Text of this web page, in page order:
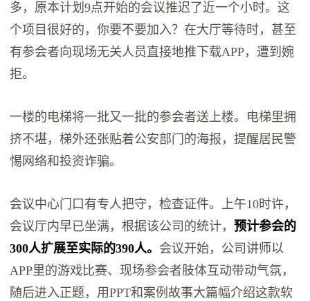
多，原本计划9点开始的会议推迟了近一个小时。这
个项目很好的，你要不要加入？在大厅等待时，甚至
有参会者向现场无关人员直接地推下载APP，遭到婉
拒。
一楼的电梯将一批又一批的参会者送上楼。电梯里拥
挤不堪，梯外还张贴着公安部门的海报，提醒居民警
惕网络和投资诈骗。
会议中心门口有专人把守，检查证件。上午10时许，
会议厅内早已坐满，根据该公司的统计，预计参会的
300人扩展至实际的390人。 会议开始，公司讲师以
APP里的游戏比赛、现场参会者肢体互动带动气氛，
随后进入正题，用PPT和案例故事大篇幅介绍这款软